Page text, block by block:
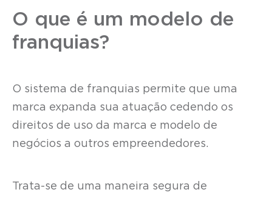
O que é um modelo de
franquias?
O sistema de franquias permite que uma
marca expanda sua atuação cedendo os
direitos de uso da marca e modelo de
negócios a outros empreendedores.
Trata-se de uma maneira segura de